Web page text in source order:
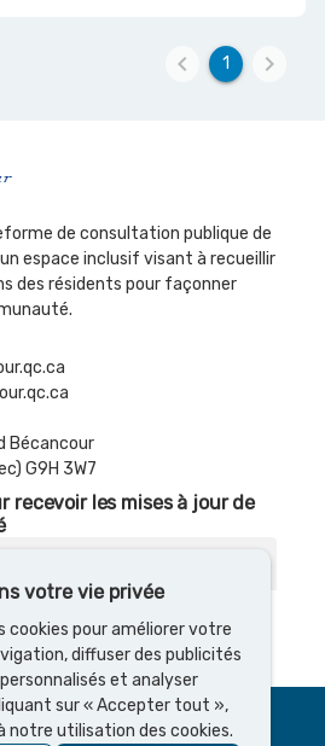
keyboard_arrow_left 1 keyboard_arrow_right
de consultation publique de
un espace inclusif visant à recueillir
des résidents pour façonner
Bécancour
G9H 3W7
recevoir les mises à jour de
votre vie privée
cookies pour améliorer votre
diffuser des publicités
et analyser
sur « Accepter tout »,
notre utilisation des cookies.